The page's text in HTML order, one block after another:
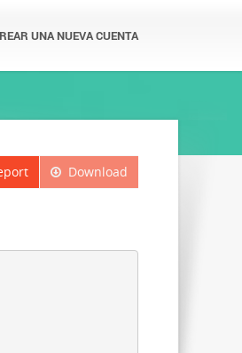
UNA NUEVA CUENTA
Download